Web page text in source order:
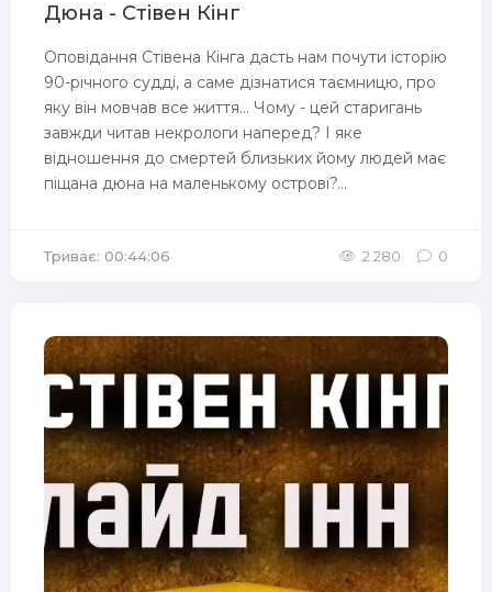
Дюна - Стівен Кінг
Оповідання Стівена Кінга дасть нам почути історію
90-річного судді, а саме дізнатися таємницю, про
яку він мовчав все життя... Чому - цей старигань
завжди читав некрологи наперед? І яке
відношення до смертей близьких йому людей має
піщана дюна на маленькому острові?...
Триває: 00:44:06 2 280 0